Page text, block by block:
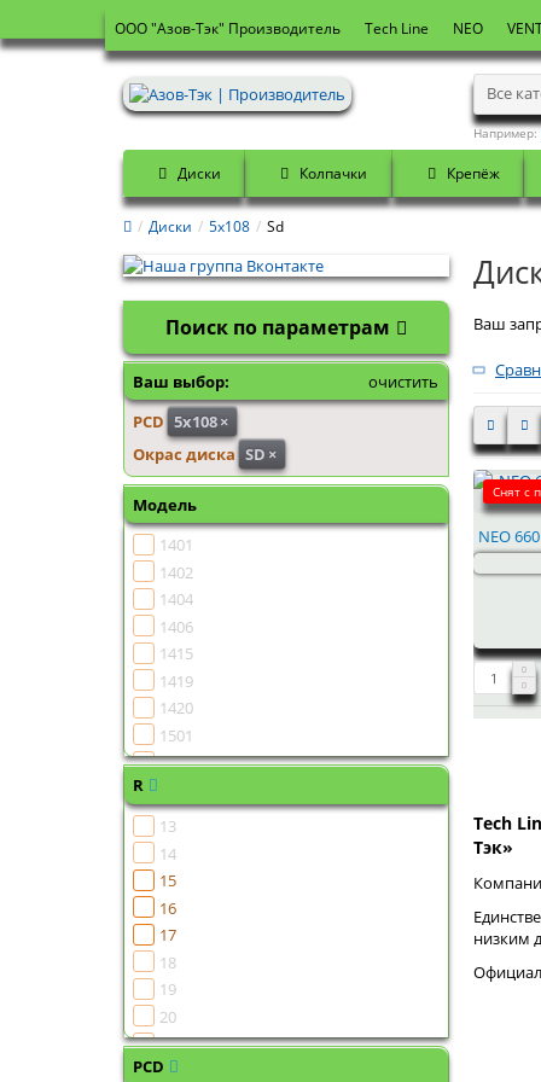
OOO "Азов-Тэк" Производитель Tech Line NEO
Все
Например:
Диски Колпачки Крепёж
Диски 5x108 Sd
Поиск по параметрам
Ваш выбор:
очистить
PCD 5x108×
Окрас диска SD ×
Модель
1401
1402
1404
1406
1415
1419
1420
1501
1502
1505
1507
1510
1513
1516
1518
R
13
14
15
16
17
18
19
20
21
22
PCD
Ваш
Снят с
NEO
Tech
Тэк»
низким